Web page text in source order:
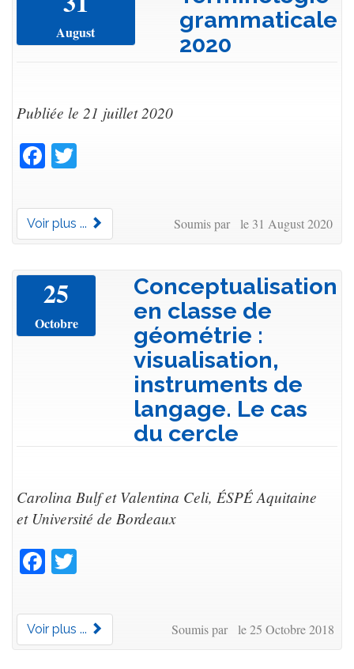
August
grammaticale
2020
Publiée le 21 juillet 2020
Facebook
Voir plus ... Soumis par le 31 August 2020
25
Octobre
Conceptualisation
en classe de
géométrie :
visualisation,
instruments de
langage. Le cas
du cercle
Carolina Bulf et Valentina Celi, ÉSPÉ Aquitaine
et Université de Bordeaux
Facebook
Voir plus ... Soumis par le 25 Octobre 2018